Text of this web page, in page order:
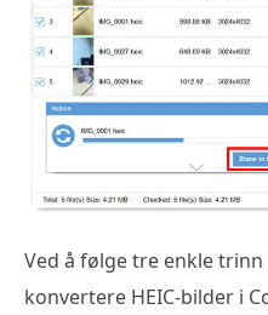
Ved å følge tre enkle
konvertere HEIC-bilder i